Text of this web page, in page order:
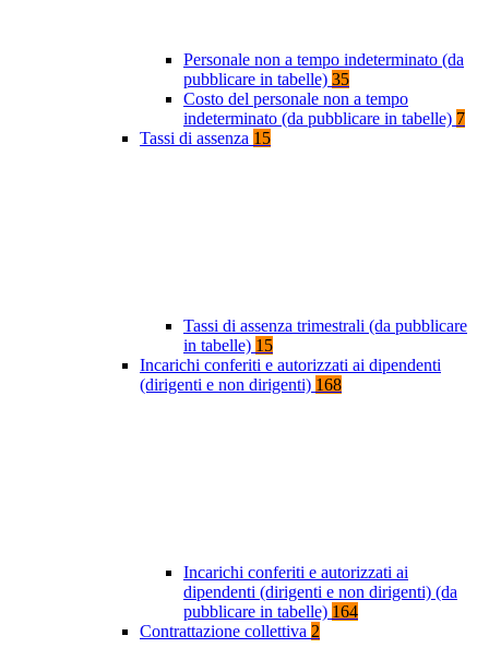
Personale non a tempo indeterminato (da
pubblicare in tabelle) 35
Costo del personale non a tempo
indeterminato (da pubblicare in tabelle) 7
Tassi di assenza 15
Tassi di assenza trimestrali (da pubblicare
in tabelle) 15
Incarichi conferiti e autorizzati ai dipendenti
(dirigenti e non dirigenti) 168
Incarichi conferiti e autorizzati ai
dipendenti (dirigenti e non dirigenti) (da
pubblicare in tabelle) 164
Contrattazione collettiva 2